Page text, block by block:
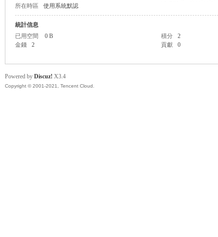
所在時區
使用系統默認
統計信息
已用空間
0 B 積分
2
金錢
2 貢獻 0
Powered by Discuz! X3.4
Copyright © 2001-2021, Tencent Cloud.